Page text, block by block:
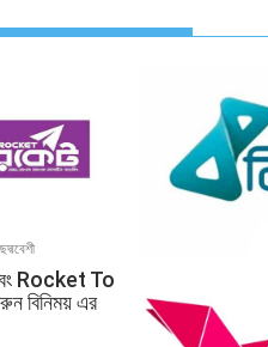
ছদ্মবেশী
Rocket To
বিনিময় এর